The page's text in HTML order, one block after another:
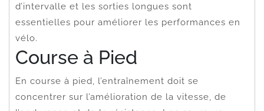
d’intervalle et les sorties longues sont
essentielles pour améliorer les performances en
vélo.
Course à Pied
En course à pied, l’entraînement doit se
concentrer sur l’amélioration de la vitesse, de